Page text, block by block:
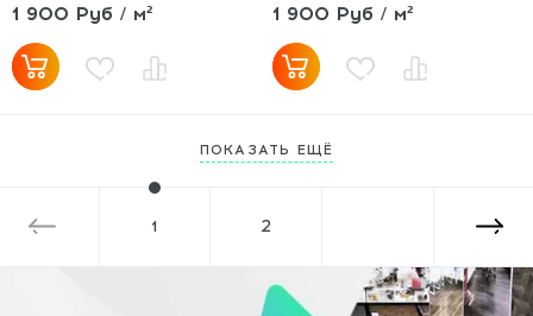
1 900 Руб / м² 1 900 Руб / м²
ПОКАЗАТЬ ЕЩЁ
1 2